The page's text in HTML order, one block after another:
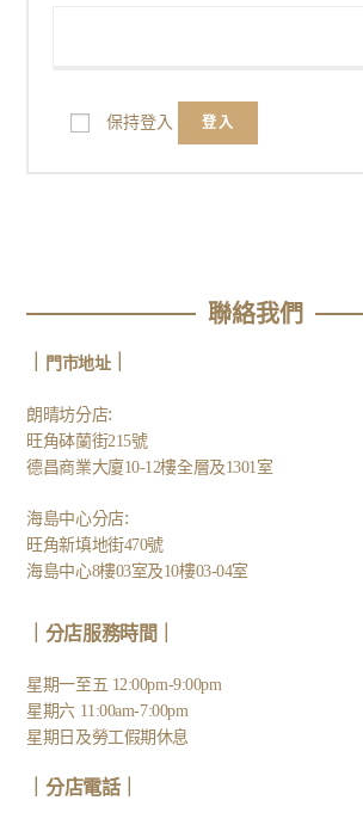
保持登入 登入
聯絡我們
門市地址｜
朗晴坊分店:
旺角砵蘭街215號
德昌商業大廈10-12樓全層及1301室
海島中心分店:
旺角新填地街470號
海島中心8樓03室及10樓03-04室
｜分店服務時間｜
星期一至五 12:00pm-9:00pm
星期六 11:00am-7:00pm
星期日及勞工假期休息
分店電話｜